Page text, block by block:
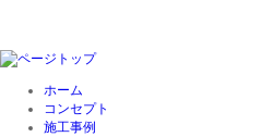
ホーム
コンセプト
施工事例